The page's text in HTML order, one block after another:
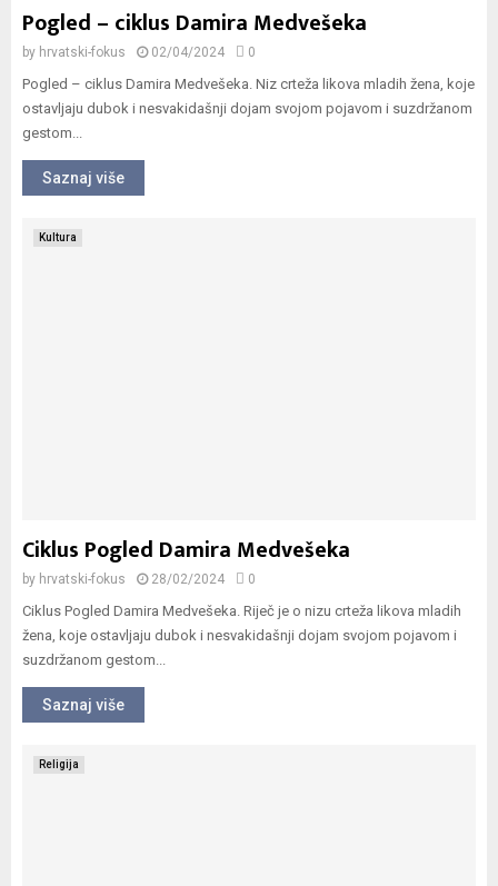
Pogled – ciklus Damira Medvešeka
by hrvatski-fokus 02/04/2024 0
Pogled – ciklus Damira Medvešeka. Niz crteža likova mladih žena, koje
ostavljaju dubok i nesvakidašnji dojam svojom pojavom i suzdržanom
gestom...
Saznaj više
Kultura
Ciklus Pogled Damira Medvešeka
by hrvatski-fokus 28/02/2024 0
Ciklus Pogled Damira Medvešeka. Riječ je o nizu crteža likova mladih
žena, koje ostavljaju dubok i nesvakidašnji dojam svojom pojavom i
suzdržanom gestom...
Saznaj više
Religija